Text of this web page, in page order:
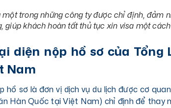
một trong những công ty được chỉ định, đảm
giúp khách hoàn tất thủ tục xin visa một
diện nộp hồ sơ của Tổng
Nam
hồ sơ là đơn vị dịch vụ du lịch được cơ
Hàn Quốc tại Việt Nam) chỉ định để thay